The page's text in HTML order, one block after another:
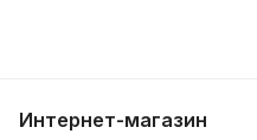
Интернет-магазин